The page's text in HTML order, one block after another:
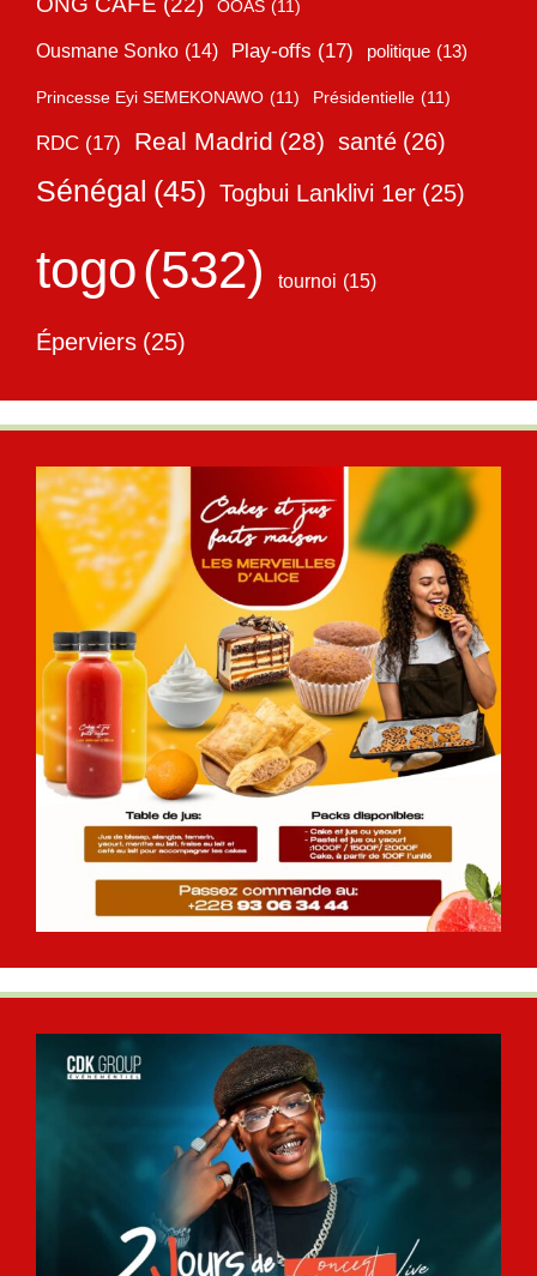
OOAS (11)
Ousmane Sonko (14) Play-offs (17) politique (13)
Princesse Eyi SEMEKONAWO (11) Présidentielle (11)
RDC (17) Real Madrid (28) santé (26)
Sénégal (45) Togbui Lanklivi 1er (25)
togo(532) tournoi (15)
Éperviers (25)